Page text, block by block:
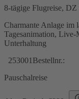
8-tägige Flugreise,
Charmante Anlage im
Tagesanimation,
Unterhaltung
253001 Bestellnr.:
Pauschalreise